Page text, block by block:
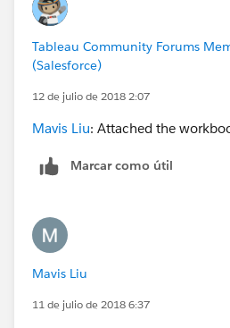
Tableau Community Forums
(Salesforce)
12 de julio de 2018 2:07
Mavis Liu: Attached the
Marcar como útil
Mavis Liu
11 de julio de 2018 6:37